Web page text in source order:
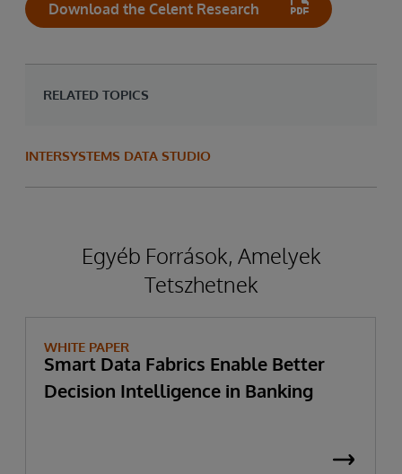
Download the Celent Research
RELATED TOPICS
INTERSYSTEMS DATA STUDIO
Egyéb Források, Amelyek
Tetszhetnek
WHITE PAPER
Smart Data Fabrics Enable Better
Decision Intelligence in Banking